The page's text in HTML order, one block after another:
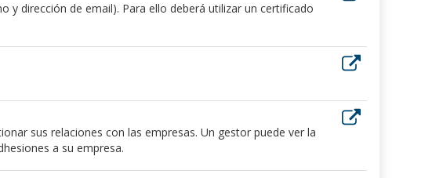
dirección de email). Para ello deberá utilizar un certificado
sus relaciones con las empresas. Un gestor puede ver la
a su empresa.